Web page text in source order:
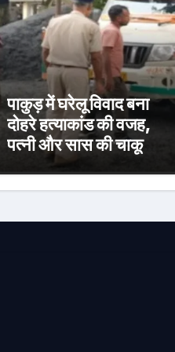
पाकुड़ में घरेलू विवाद बना
दोहरे हत्याकांड की वजह,
पत्नी और सास की चाकू
मारकर हत्या, आरोपी की
तलाश जारी